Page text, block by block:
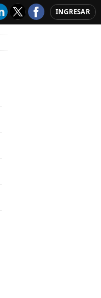
INGRESAR